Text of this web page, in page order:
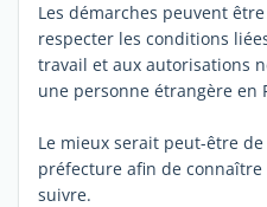
Les démarches peuvent
respecter les conditions
travail et aux autorisations
une personne étrangère en
Le mieux serait peut-être
préfecture afin de connaître
suivre.